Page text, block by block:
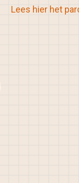
Lees hier het